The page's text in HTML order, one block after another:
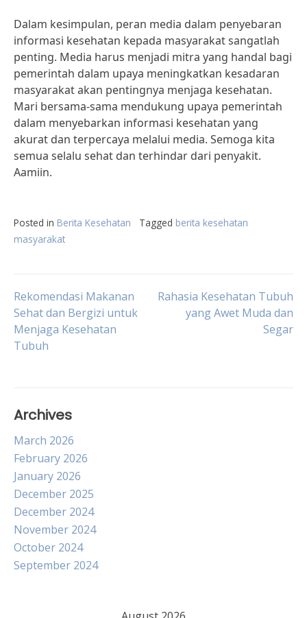
Dalam kesimpulan, peran media dalam penyebaran
informasi kesehatan kepada masyarakat sangatlah
penting. Media harus menjadi mitra yang handal bagi
pemerintah dalam upaya meningkatkan kesadaran
masyarakat akan pentingnya menjaga kesehatan.
Mari bersama-sama mendukung upaya pemerintah
dalam menyebarkan informasi kesehatan yang
akurat dan terpercaya melalui media. Semoga kita
semua selalu sehat dan terhindar dari penyakit.
Aamiin.
Posted in Berita Kesehatan Tagged berita kesehatan
masyarakat
Post
navigation
Rekomendasi Makanan
Sehat dan Bergizi untuk
Menjaga Kesehatan
Tubuh
Rahasia Kesehatan Tubuh
yang Awet Muda dan
Segar
Archives
March 2026
February 2026
January 2026
December 2025
December 2024
November 2024
October 2024
September 2024